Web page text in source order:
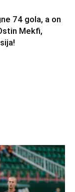
74 gola, a on
Mekfi,